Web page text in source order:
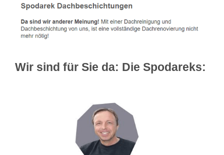
Wir sind für Sie da: Die Spodareks: